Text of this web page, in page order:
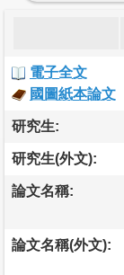
電子全文
國圖紙本論文
研究生:
研究生(外文):
論文名稱:
論文名稱(外文):